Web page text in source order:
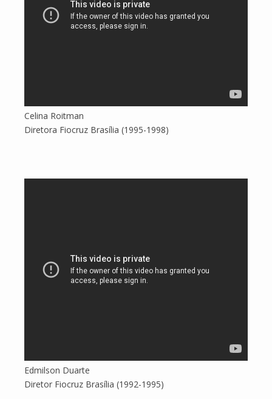
Celina Roitman
Diretora Fiocruz Brasília (1995-1998)
Edmilson Duarte
Diretor Fiocruz Brasília (1992-1995)